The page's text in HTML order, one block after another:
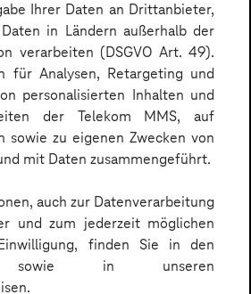
Ihrer Daten an Drittanbieter,
in Ländern außerhalb der
verarbeiten (DSGVO Art. 49).
für Analysen, Retargeting und
personalisierten Inhalten und
der Telekom MMS, auf
sowie zu eigenen Zwecken von
mit Daten zusammengeführt.
auch zur Datenverarbeitung
und zum jederzeit möglichen
finden Sie in den
sowie in unseren